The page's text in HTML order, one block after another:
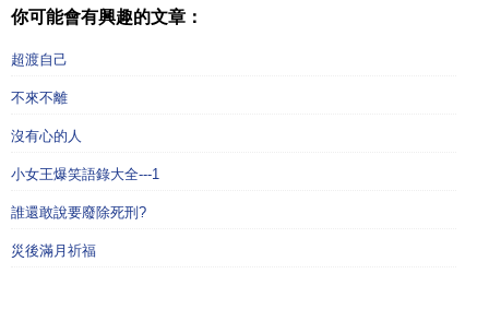
你可能會有興趣的文章：
超渡自己
不來不離
沒有心的人
小女王爆笑語錄大全---1
誰還敢說要廢除死刑?
災後滿月祈福